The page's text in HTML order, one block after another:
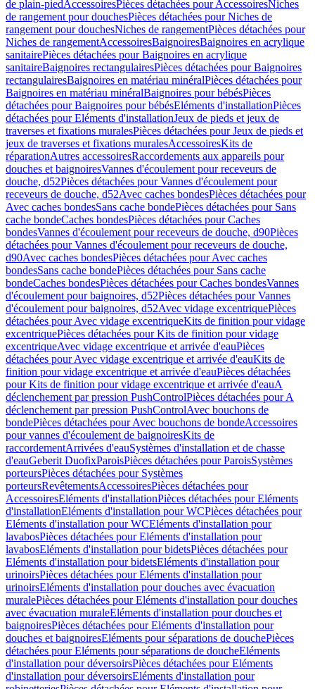
de plain-piedAccessoiresPièces détachées pour AccessoiresNiches
de rangement pour douchesPièces détachées pour Niches de
rangement pour douchesNiches de rangementPièces détachées pour
Niches de rangementAccessoiresBaignoiresBaignoires en acrylique
sanitairePièces détachées pour Baignoires en acrylique
sanitaireBaignoires rectangulairesPièces détachées pour Baignoires
rectangulairesBaignoires en matériau minéralPièces détachées pour
Baignoires en matériau minéralBaignoires pour bébésPièces
détachées pour Baignoires pour bébésEléments d'installationPièces
détachées pour Eléments d'installationJeux de pieds et jeux de
traverses et fixations muralesPièces détachées pour Jeux de pieds et
jeux de traverses et fixations muralesAccessoiresKits de
réparationAutres accessoiresRaccordements aux appareils pour
douches et baignoiresVannes d'écoulement pour receveurs de
douche, d52Pièces détachées pour Vannes d'écoulement pour
receveurs de douche, d52Avec caches bondesPièces détachées pour
Avec caches bondesSans cache bondePièces détachées pour Sans
cache bondeCaches bondesPièces détachées pour Caches
bondesVannes d'écoulement pour receveurs de douche, d90Pièces
détachées pour Vannes d'écoulement pour receveurs de douche,
d90Avec caches bondesPièces détachées pour Avec caches
bondesSans cache bondePièces détachées pour Sans cache
bondeCaches bondesPièces détachées pour Caches bondesVannes
d'écoulement pour baignoires, d52Pièces détachées pour Vannes
d'écoulement pour baignoires, d52Avec vidage excentriquePièces
détachées pour Avec vidage excentriqueKits de finition pour vidage
excentriquePièces détachées pour Kits de finition pour vidage
excentriqueAvec vidage excentrique et arrivée d'eauPièces
détachées pour Avec vidage excentrique et arrivée d'eauKits de
finition pour vidage excentrique et arrivée d'eauPièces détachées
pour Kits de finition pour vidage excentrique et arrivée d'eauA
déclenchement par pression PushControlPièces détachées pour A
déclenchement par pression PushControlAvec bouchons de
bondePièces détachées pour Avec bouchons de bondeAccessoires
pour vannes d'écoulement de baignoiresKits de
raccordementArrivées d'eauSystèmes d'installation et de chasse
d'eauGeberit DuofixParoisPièces détachées pour ParoisSystèmes
porteursPièces détachées pour Systèmes
porteursRevêtementsAccessoiresPièces détachées pour
AccessoiresEléments d'installationPièces détachées pour Eléments
d'installationEléments d'installation pour WCPièces détachées pour
Eléments d'installation pour WCEléments d'installation pour
lavabosPièces détachées pour Eléments d'installation pour
lavabosEléments d'installation pour bidetsPièces détachées pour
Eléments d'installation pour bidetsEléments d'installation pour
urinoirsPièces détachées pour Eléments d'installation pour
urinoirsEléments d'installation pour douches avec évacuation
muralePièces détachées pour Eléments d'installation pour douches
avec évacuation muraleEléments d'installation pour douches et
baignoiresPièces détachées pour Eléments d'installation pour
douches et baignoiresEléments pour séparations de douchePièces
détachées pour Eléments pour séparations de doucheEléments
d'installation pour déversoirsPièces détachées pour Eléments
d'installation pour déversoirsEléments d'installation pour